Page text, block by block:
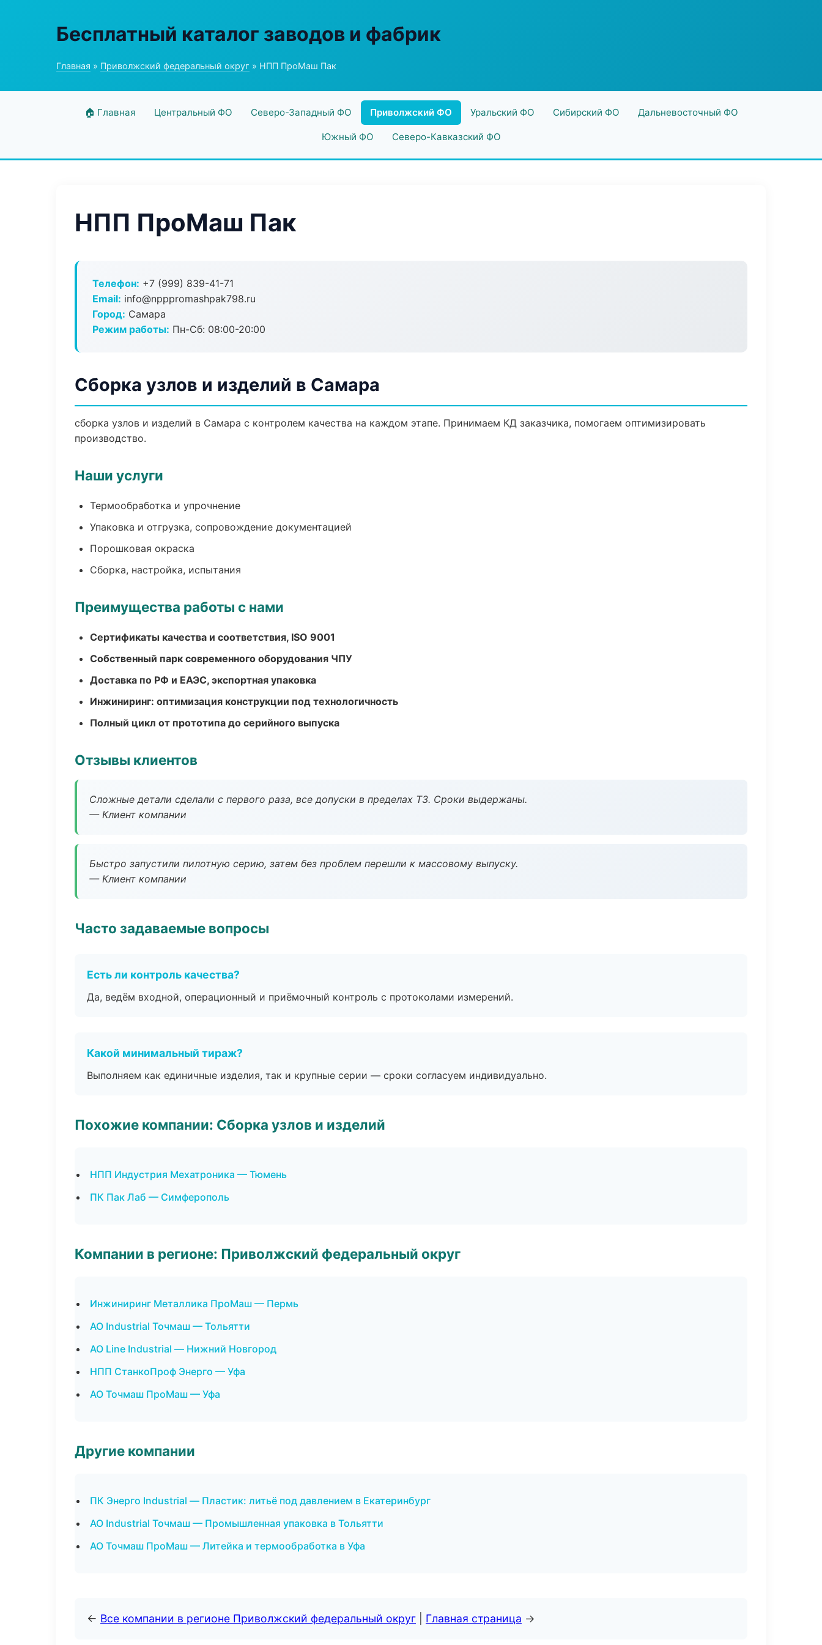
Бесплатный каталог заводов и фабрик
Главная » Приволжский федеральный округ » НПП ПроМаш Пак
🏠 Главная Центральный ФО Северо-Западный ФО Приволжский ФО Уральский ФО Сибирский ФО Дальневосточный ФО
Южный ФО Северо-Кавказский ФО
НПП ПроМаш Пак
Телефон: +7 (999) 839-41-71
Email: info@npppromashpak798.ru
Город: Самара
Режим работы: Пн-Сб: 08:00-20:00
Сборка узлов и изделий в Самара
сборка узлов и изделий в Самара с контролем качества на каждом этапе. Принимаем КД заказчика, помогаем оптимизировать
производство.
Наши услуги
Термообработка и упрочнение
Упаковка и отгрузка, сопровождение документацией
Порошковая окраска
Сборка, настройка, испытания
Преимущества работы с нами
Сертификаты качества и соответствия, ISO 9001
Собственный парк современного оборудования ЧПУ
Доставка по РФ и ЕАЭС, экспортная упаковка
Инжиниринг: оптимизация конструкции под технологичность
Полный цикл от прототипа до серийного выпуска
Отзывы клиентов
Сложные детали сделали с первого раза, все допуски в пределах ТЗ. Сроки выдержаны.
— Клиент компании
Быстро запустили пилотную серию, затем без проблем перешли к массовому выпуску.
— Клиент компании
Часто задаваемые вопросы
Есть ли контроль качества?
Да, ведём входной, операционный и приёмочный контроль с протоколами измерений.
Какой минимальный тираж?
Выполняем как единичные изделия, так и крупные серии — сроки согласуем индивидуально.
Похожие компании: Сборка узлов и изделий
НПП Индустрия Мехатроника — Тюмень
ПК Пак Лаб — Симферополь
Компании в регионе: Приволжский федеральный округ
Инжиниринг Металлика ПроМаш — Пермь
АО Industrial Точмаш — Тольятти
АО Line Industrial — Нижний Новгород
НПП СтанкоПроф Энерго — Уфа
АО Точмаш ПроМаш — Уфа
Другие компании
ПК Энерго Industrial — Пластик: литьё под давлением в Екатеринбург
АО Industrial Точмаш — Промышленная упаковка в Тольятти
АО Точмаш ПроМаш — Литейка и термообработка в Уфа
← Все компании в регионе Приволжский федеральный округ Главная страница →